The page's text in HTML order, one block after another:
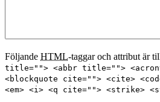
Följande HTML-taggar och attribut är
title=""> <abbr title="">
<blockquote cite=""> <cite>
<em> <i> <q cite=""> <strike>